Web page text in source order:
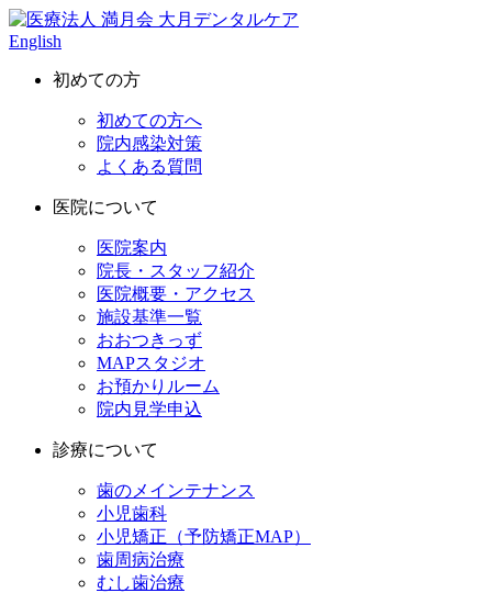
English
初めての方
初めての方へ
院内感染対策
よくある質問
医院について
医院案内
院長・スタッフ紹介
医院概要・アクセス
施設基準一覧
おおつきっず
MAPスタジオ
お預かりルーム
院内見学申込
診療について
歯のメインテナンス
小児歯科
小児矯正（予防矯正MAP）
歯周病治療
むし歯治療